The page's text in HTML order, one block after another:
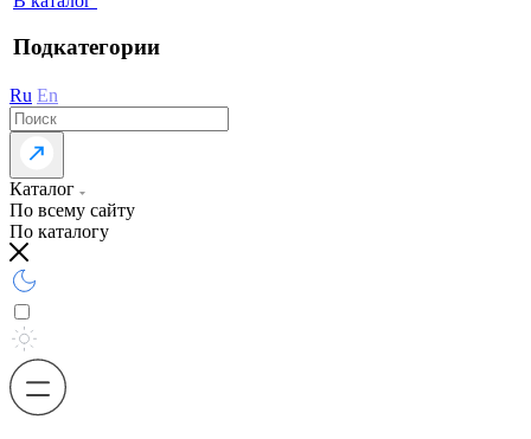
Подкатегории
Ru En
Каталог
По всему сайту
По каталогу